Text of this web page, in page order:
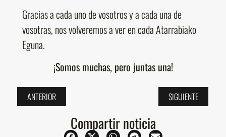
Gracias a cada uno de vosotros y a cada una de
vosotras, nos volveremos a ver en cada Atarrabiako
Eguna.
¡Somos muchas, pero juntas una!
ANTERIOR SIGUIENTE
Compartir noticia